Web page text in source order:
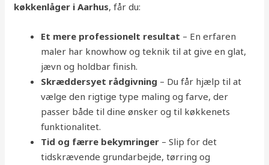
køkkenlåger i Aarhus, får du:
Et mere professionelt resultat – En erfaren
maler har knowhow og teknik til at give en glat,
jævn og holdbar finish.
Skræddersyet rådgivning – Du får hjælp til at
vælge den rigtige type maling og farve, der
passer både til dine ønsker og til køkkenets
funktionalitet.
Tid og færre bekymringer – Slip for det
tidskrævende grundarbejde, tørring og